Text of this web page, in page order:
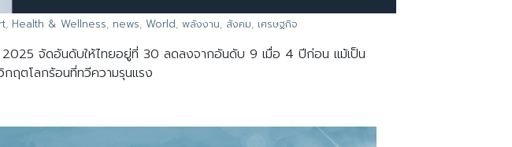
, Health & Wellness, news, World, พลังงาน, สังคม, เศรษฐกิจ
2025 จัดอันดับให้ไทยอยู่ที่ 30 ลดลงจากอันดับ 9 เมื่อ 4 ปีก่อน แม้เป็น
ฤตโลกร้อนที่ทวีความรุนแรง